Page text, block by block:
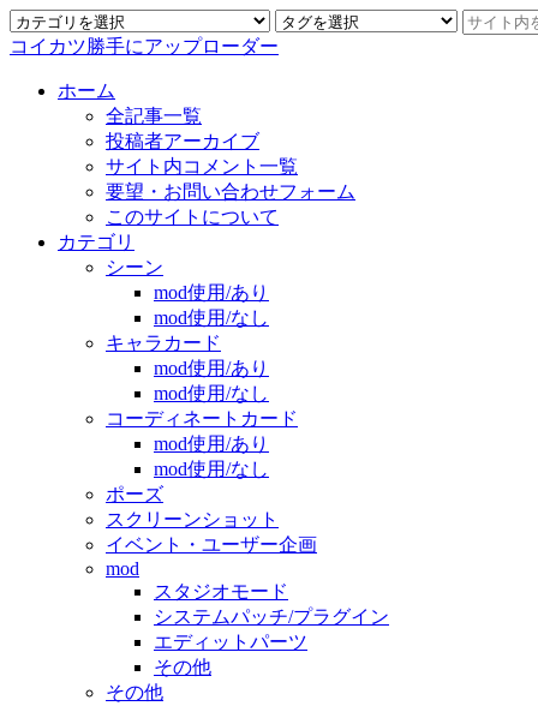
コイカツ勝手にアップローダー
ホーム
全記事一覧
投稿者アーカイブ
サイト内コメント一覧
要望・お問い合わせフォーム
このサイトについて
カテゴリ
シーン
mod使用/あり
mod使用/なし
キャラカード
mod使用/あり
mod使用/なし
コーディネートカード
mod使用/あり
mod使用/なし
ポーズ
スクリーンショット
イベント・ユーザー企画
mod
スタジオモード
システムパッチ/プラグイン
エディットパーツ
その他
その他